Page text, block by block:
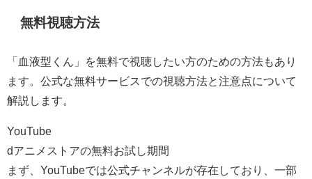
無料視聴方法
「血液型くん」を無料で視聴したい方のための方法もあり
ます。公式な無料サービスでの視聴方法と注意点について
解説します。
YouTube
dアニメストアの無料お試し期間
まず、YouTubeでは公式チャンネルが存在しており、一部